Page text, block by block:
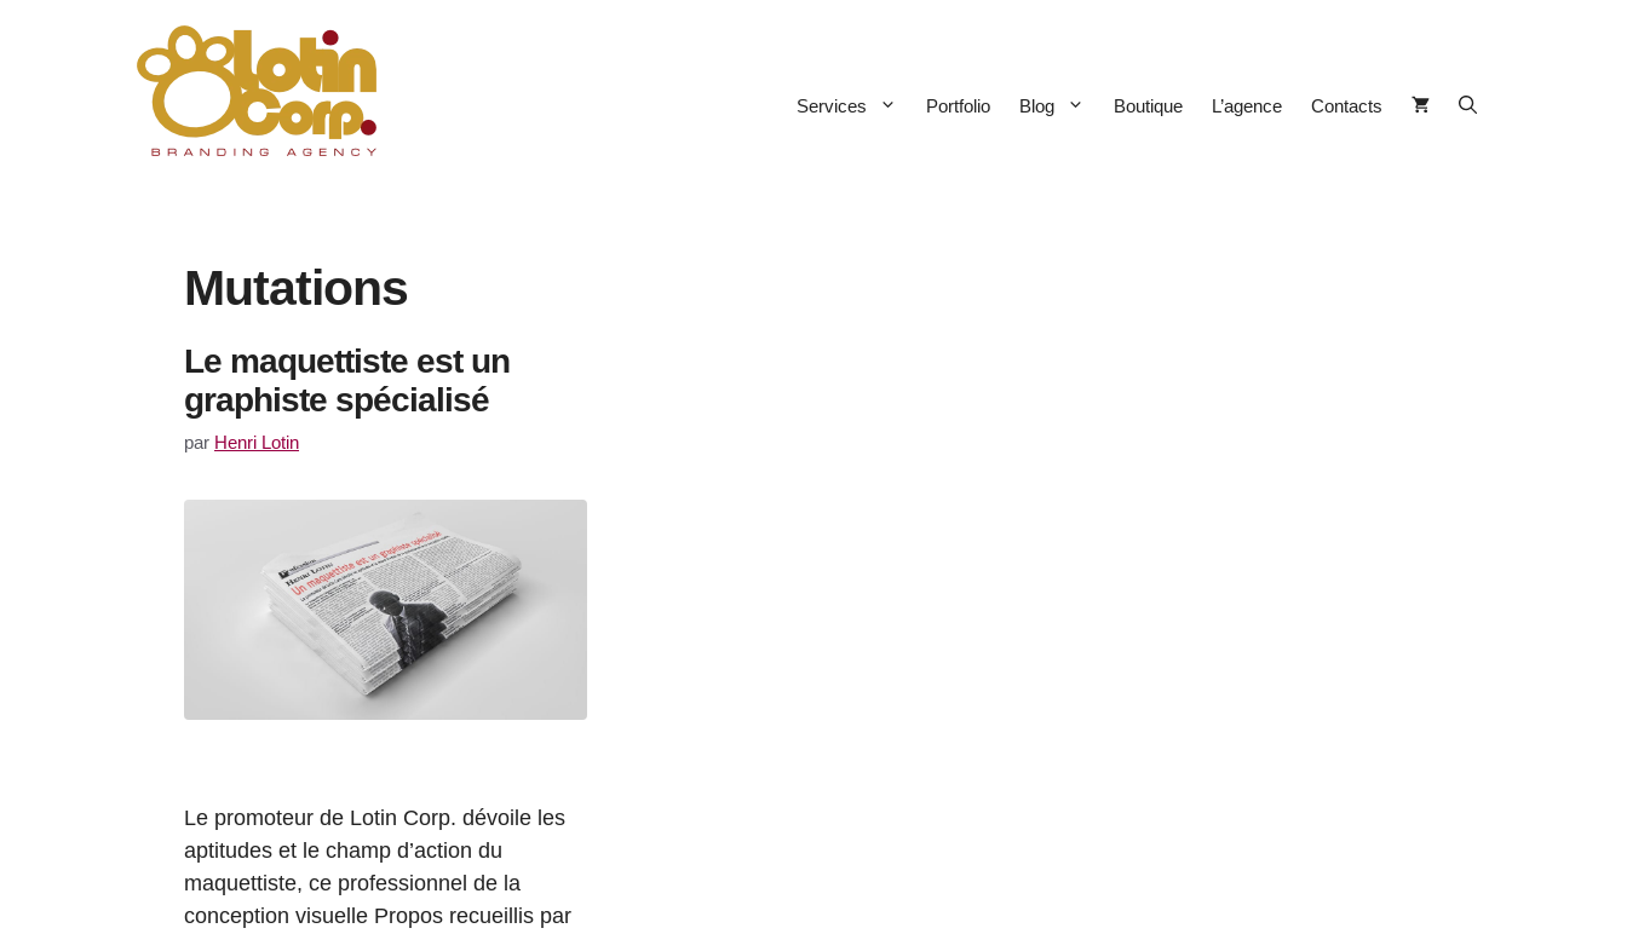
Services Portfolio Blog Boutique L’agence Contacts
Mutations
Le maquettiste est un
graphiste spécialisé
par Henri Lotin
Le promoteur de Lotin Corp. dévoile les
aptitudes et le champ d’action du
maquettiste, ce professionnel de la
conception visuelle Propos recueillis par